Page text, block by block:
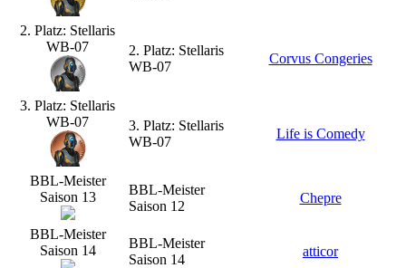
2. Platz: Stellaris
WB-07
2. Platz: Stellaris
WB-07
Corvus Congeries
3. Platz: Stellaris
WB-07
3. Platz: Stellaris
WB-07
Life is Comedy
BBL-Meister
Saison 13
BBL-Meister
Saison 12
Chepre
BBL-Meister
Saison 14
BBL-Meister
Saison 14
atticor